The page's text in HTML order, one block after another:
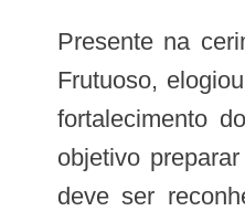
Presente na cerimônia de lançamento, o secretário executivo do Conass, Jurandi
Frutuoso,
fortalecimento
objetivo
deve ser